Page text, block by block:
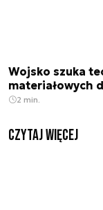
Wojsko szuka
materiałowych
2 min.
czytaj więcej